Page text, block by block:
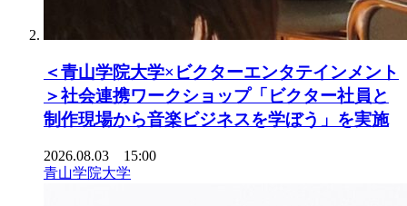
＜青山学院大学×ビクターエンタテインメント
＞社会連携ワークショップ「ビクター社員と
制作現場から音楽ビジネスを学ぼう」を実施
2026.08.03 15:00
青山学院大学